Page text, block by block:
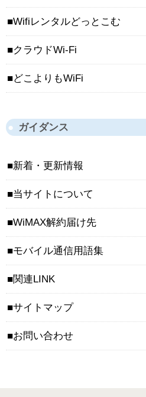
Wifiレンタルどっとこむ
クラウドWi-Fi
どこよりもWiFi
ガイダンス
新着・更新情報
当サイトについて
WiMAX解約届け先
モバイル通信用語集
関連LINK
サイトマップ
お問い合わせ